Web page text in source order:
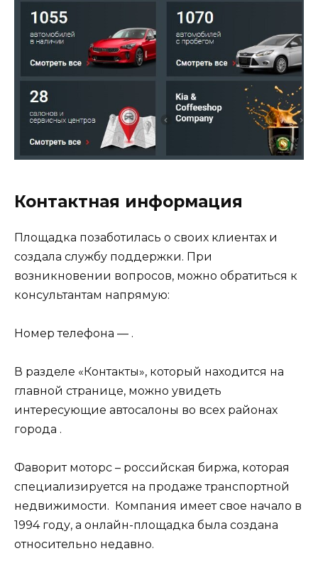
Контактная информация
Площадка позаботилась о своих клиентах и
создала службу поддержки. При
возникновении вопросов, можно обратиться к
консультантам напрямую:
Номер телефона — .
В разделе «Контакты», который находится на
главной странице, можно увидеть
интересующие автосалоны во всех районах
города .
Фаворит моторс – российская биржа, которая
специализируется на продаже транспортной
недвижимости. Компания имеет свое начало в
1994 году, а онлайн-площадка была создана
относительно недавно.